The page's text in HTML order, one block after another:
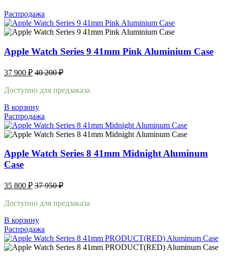
Распродажа
Apple Watch Series 9 41mm Pink Aluminium Case
37 900 ₽ 40 200₽
Доступно для предзаказа
В корзину
Распродажа
Apple Watch Series 8 41mm Midnight Aluminum
Case
35 800 ₽ 37 950₽
Доступно для предзаказа
В корзину
Распродажа